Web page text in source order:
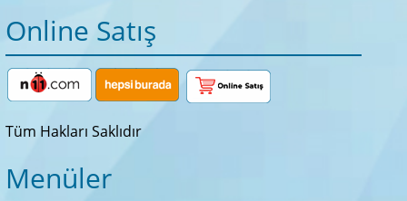
Online Satış
Tüm Hakları Saklıdır
Menüler